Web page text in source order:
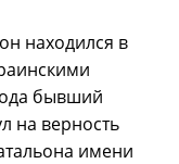
находился в
бывший
на верность
имени